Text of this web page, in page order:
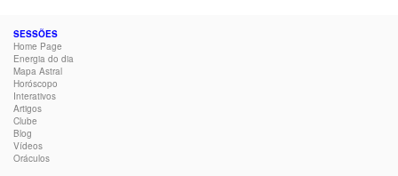
SESSÕES
Home Page
Energia do dia
Mapa Astral
Horóscopo
Interativos
Artigos
Clube
Blog
Vídeos
Oráculos